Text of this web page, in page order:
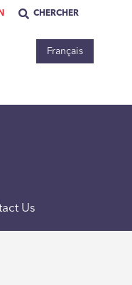
CHERCHER
Français
Us